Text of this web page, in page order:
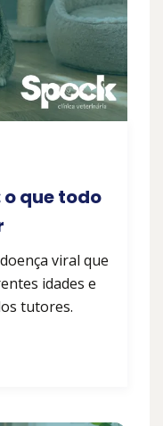
que todo
viral que
idades e
tutores.